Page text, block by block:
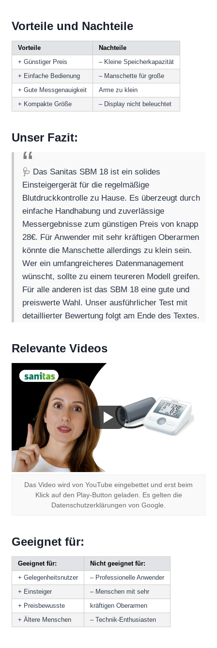
Vorteile und Nachteile
Vorteile
Nachteile
+ Günstiger Preis
– Kleine Speicherkapazität
+ Einfache Bedienung
– Manschette für große
+ Gute Messgenauigkeit
Arme zu klein
+ Kompakte Größe
– Display nicht beleuchtet
Unser Fazit:
🩺 Das Sanitas SBM 18 ist ein solides
Einsteigergerät für die regelmäßige
Blutdruckkontrolle zu Hause. Es überzeugt durch
einfache Handhabung und zuverlässige
Messergebnisse zum günstigen Preis von knapp
28€. Für Anwender mit sehr kräftigen Oberarmen
könnte die Manschette allerdings zu klein sein.
Wer ein umfangreicheres Datenmanagement
wünscht, sollte zu einem teureren Modell greifen.
Für alle anderen ist das SBM 18 eine gute und
preiswerte Wahl. Unser ausführlicher Test mit
detaillierter Bewertung folgt am Ende des Textes.
Relevante Videos
Das Video wird von YouTube eingebettet und erst beim
Klick auf den Play-Button geladen. Es gelten die
Datenschutzerklärungen von Google.
Geeignet für:
Geeignet für:
Nicht geeignet für:
+ Gelegenheitsnutzer
– Professionelle Anwender
+ Einsteiger
– Menschen mit sehr
+ Preisbewusste
kräftigen Oberarmen
+ Ältere Menschen
– Technik-Enthusiasten